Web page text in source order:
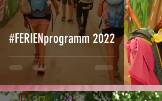
#FERIENprogramm 2022